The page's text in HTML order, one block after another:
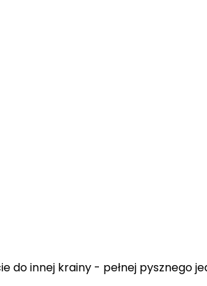
innej krainy - pełnej pysznego